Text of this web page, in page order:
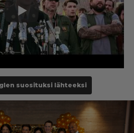
suosituksi lähteeksi